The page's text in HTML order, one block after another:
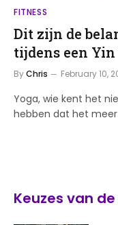
FITNESS
Dit zijn de
tijdens een Yin
ByChris February 10,
Yoga, wie kent het
hebben dat het
Keuzes van